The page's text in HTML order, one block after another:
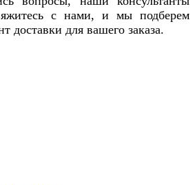
с нами, и мы подберем
доставки для вашего заказа.